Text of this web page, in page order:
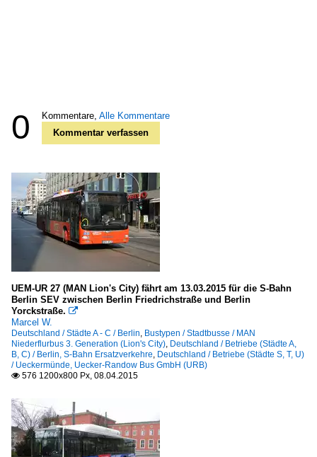
0 Kommentare, Alle Kommentare
Kommentar verfassen
UEM-UR 27 (MAN Lion's City) fährt am 13.03.2015 für die S-Bahn
Berlin SEV zwischen Berlin Friedrichstraße und Berlin
Yorckstraße. 
Marcel W.
Deutschland / Städte A - C / Berlin, Bustypen / Stadtbusse / MAN
Niederflurbus 3. Generation (Lion's City), Deutschland / Betriebe (Städte A,
B, C) / Berlin, S-Bahn Ersatzverkehre, Deutschland / Betriebe (Städte S, T, U)
/ Ueckermünde, Uecker-Randow Bus GmbH (URB)
 576 1200x800 Px, 08.04.2015